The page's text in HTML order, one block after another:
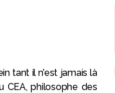
tant il n’est jamais là
CEA, philosophe des